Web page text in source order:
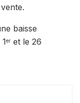
baisse
er et le 26